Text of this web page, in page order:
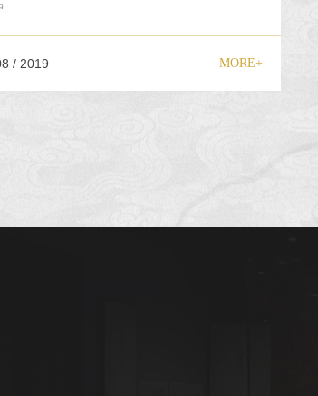
/ 2019 MORE+